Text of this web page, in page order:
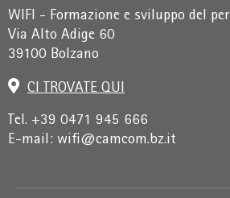
WIFI - Formazione e sviluppo del
Via Alto Adige 60
39100 Bolzano
CI TROVATE QUI
Tel. +39 0471 945 666
E-mail: wifi@camcom.bz.it